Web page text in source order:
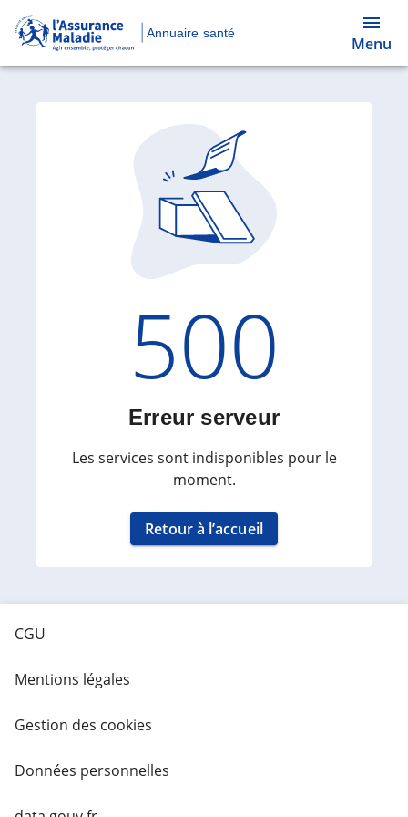
Annuaire santé
Menu
Code
500
Erreur serveur
Les services sont indisponibles pour le
moment.
Retour à l’accueil
CGU
Mentions légales
Gestion des cookies
Données personnelles